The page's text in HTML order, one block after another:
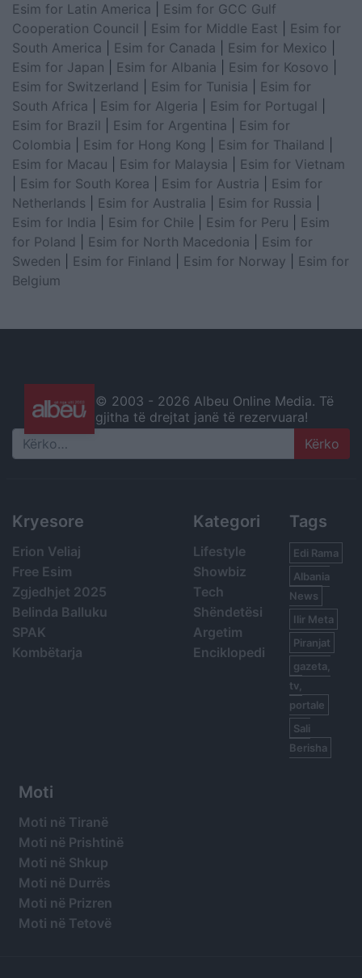
Esim for Latin America
Esim for GCC Gulf
Cooperation Council
Esim for Middle East
Esim for
South America
Esim for Canada Esim for Mexico
Esim for Japan
Esim for Albania Esim for Kosovo
Esim for Switzerland
Esim for Tunisia
Esim for
South Africa
Esim for Algeria Esim for Portugal
Esim for Brazil
Esim for Argentina
Esim for
Colombia
Esim for Hong Kong Esim for Thailand
Esim for Macau
Esim for Malaysia
Esim for Vietnam
Esim for South Korea Esim for Austria
Esim for
Netherlands
Esim for Australia Esim for Russia
Esim for India
Esim for Chile Esim for Peru
Esim
for Poland
Esim for North Macedonia
Esim for
Sweden
Esim for Finland Esim for Norway
Esim for
Belgium
© 2003 - 2026 Albeu Online Media. Të
gjitha të drejtat janë të rezervuara!
Search
Kryesore
Erion Veliaj
Free Esim
Zgjedhjet 2025
Belinda Balluku
SPAK
Kombëtarja
Kategori
Lifestyle
Showbiz
Tech
Shëndetësi
Argetim
Enciklopedi
Tags
Edi Rama
Albania
News
Ilir Meta
Piranjat
gazeta,
tv,
portale
Sali
Berisha
Moti
Moti në Tiranë
Moti në Prishtinë
Moti në Shkup
Moti në Durrës
Moti në Prizren
Moti në Tetovë